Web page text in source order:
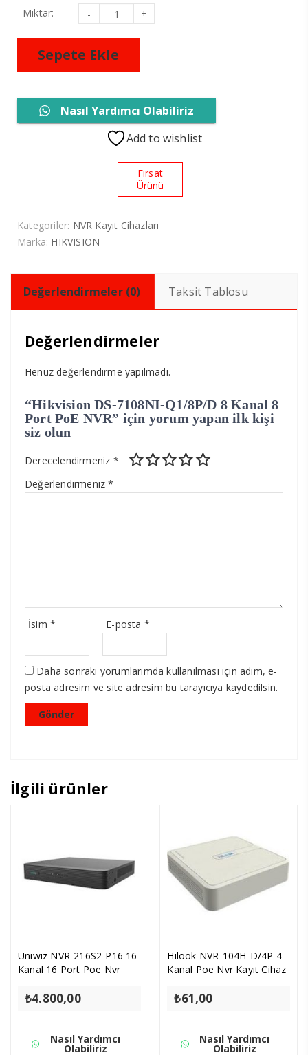
Miktar: Hikvision
7108NI-
Q1/8P/D
Kanal
Port
adet
Sepete Ekle
Nasıl Yardımcı Olabiliriz
Add to wishlist
Fırsat
Ürünü
Kategoriler: NVR Kayıt Cihazları
Marka: HIKVISION
Değerlendirmeler (0) Taksit Tablosu
Değerlendirmeler
Henüz değerlendirme yapılmadı.
“Hikvision DS-7108NI-Q1/8P/D 8 Kanal 8
Port PoE NVR” için yorum yapan ilk kişi
siz olun
Derecelendirmeniz *
Değerlendirmeniz*
İsim * E-posta *
Daha sonraki yorumlarımda kullanılması için adım, e-
posta adresim ve site adresim bu tarayıcıya kaydedilsin.
İlgili ürünler
Uniwiz NVR-216S2-P16 16
Kanal 16 Port Poe Nvr
₺4.800,00
Nasıl Yardımcı
Olabiliriz
Hilook NVR-104H-D/4P 4
Kanal Poe Nvr Kayıt Cihaz
₺61,00
Nasıl Yardımcı
Olabiliriz